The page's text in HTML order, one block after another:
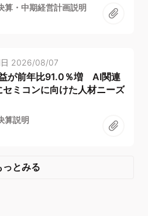
・中期経営計画説明
2026/08/07
が前年比91.0％増 AI関連
ミコンに向けた人材ニーズ
算説明
っとみる